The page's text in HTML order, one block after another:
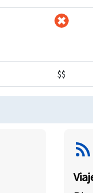
$$
rss_feed